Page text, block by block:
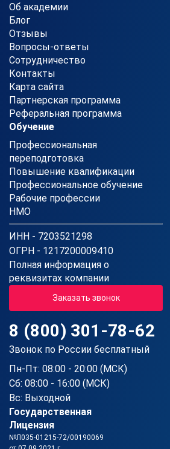
Об академии
Блог
Отзывы
Вопросы-ответы
Сотрудничество
Контакты
Карта сайта
Партнерская программа
Реферальная программа
Обучение
Профессиональная
переподготовка
Повышение квалификации
Профессиональное обучение
Рабочие профессии
НМО
ИНН - 7203521298
ОГРН - 1217200009410
Полная информация о
реквизитах компании
Заказать звонок
8 (800) 301-78-62
Звонок по России бесплатный
Пн-Пт: 08:00 - 20:00 (МСК)
Сб: 08:00 - 16:00 (МСК)
Вс: Выходной
Государственная
Лицензия
№Л035-01215-72/00190069